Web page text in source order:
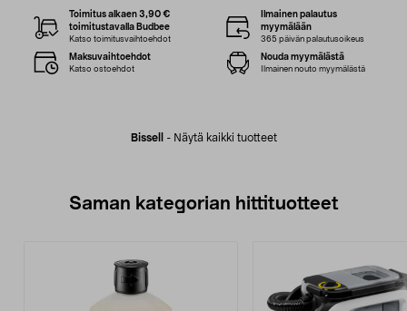
Bissell - Näytä kaikki tuotteet
Toimitus alkaen 3,90 €
toimitustavalla Budbee
Katso toimitusvaihtoehdot
Ilmainen palautus
myymälään
365 päivän palautusoikeus
Maksuvaihtoehdot
Katso ostoehdot
Nouda myymälästä
Ilmainen nouto myymälästä
Saman kategorian hittituotteet